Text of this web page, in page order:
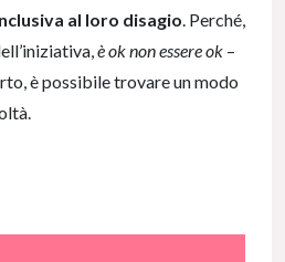
al loro disagio. Perché,
è ok non essere ok –
è possibile trovare un modo